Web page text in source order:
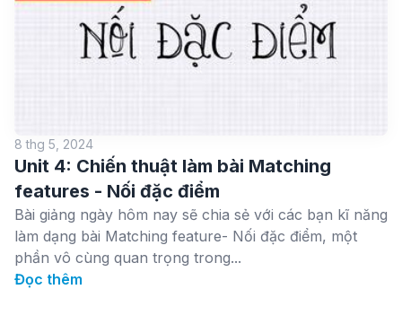
8 thg 5, 2024
Unit 4: Chiến thuật làm bài Matching
features - Nối đặc điểm
Bài giảng ngày hôm nay sẽ chia sẻ với các bạn kĩ năng
làm dạng bài Matching feature- Nối đặc điểm, một
phần vô cùng quan trọng trong...
Đọc thêm